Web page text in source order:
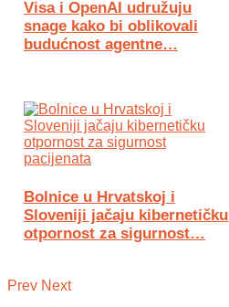
Visa i OpenAI udružuju
snage kako bi oblikovali
budućnost agentne…
Bolnice u Hrvatskoj i
Sloveniji jačaju kibernetičku
otpornost za sigurnost…
Prev Next